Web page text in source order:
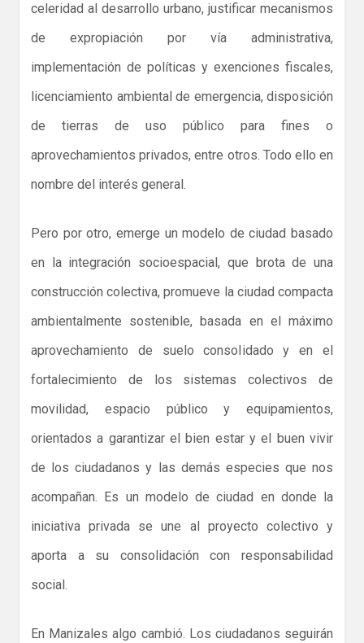
celeridad al desarrollo urbano, justificar mecanismos
de expropiación por vía administrativa,
implementación de políticas y exenciones fiscales,
licenciamiento ambiental de emergencia, disposición
de tierras de uso público para fines o
aprovechamientos privados, entre otros. Todo ello en
nombre del interés general.
Pero por otro, emerge un modelo de ciudad basado
en la integración socioespacial, que brota de una
construcción colectiva, promueve la ciudad compacta
ambientalmente sostenible, basada en el máximo
aprovechamiento de suelo consolidado y en el
fortalecimiento de los sistemas colectivos de
movilidad, espacio público y equipamientos,
orientados a garantizar el bien estar y el buen vivir
de los ciudadanos y las demás especies que nos
acompañan. Es un modelo de ciudad en donde la
iniciativa privada se une al proyecto colectivo y
aporta a su consolidación con responsabilidad
social.
En Manizales algo cambió. Los ciudadanos seguirán